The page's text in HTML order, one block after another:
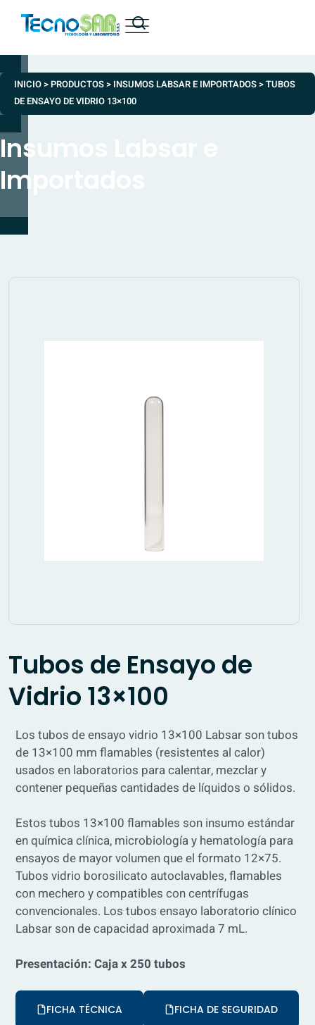
INICIO> PRODUCTOS> INSUMOS LABSAR E IMPORTADOS>TUBOS
DE ENSAYO DE VIDRIO 13×100
Insumos Labsar e
Importados
Tubos de Ensayo de
Vidrio 13×100
Los tubos de ensayo vidrio 13×100 Labsar son tubos
de 13×100 mm flamables (resistentes al calor)
usados en laboratorios para calentar, mezclar y
contener pequeñas cantidades de líquidos o sólidos.
Estos tubos 13×100 flamables son insumo estándar
en química clínica, microbiología y hematología para
ensayos de mayor volumen que el formato 12×75.
Tubos vidrio borosilicato autoclavables, flamables
con mechero y compatibles con centrífugas
convencionales. Los tubos ensayo laboratorio clínico
Labsar son de capacidad aproximada 7 mL.
Presentación: Caja x 250 tubos
FICHA TÉCNICA FICHA DE SEGURIDAD